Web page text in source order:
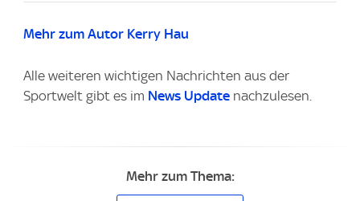
Mehr zum Autor Kerry Hau
Alle weiteren wichtigen Nachrichten aus der
Sportwelt gibt es im News Update nachzulesen.
Mehr zum Thema: